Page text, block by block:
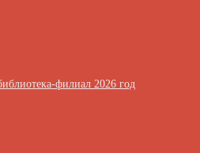
филиал 2026 год